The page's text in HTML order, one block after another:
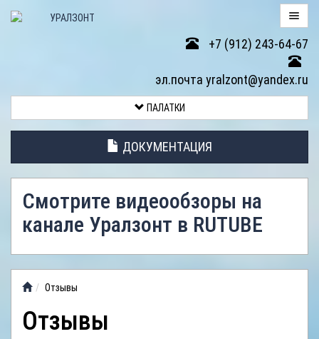
+7 (912) 243-64-67
эл.почта yralzont@yandex.ru
ТОВАРА
ПАЛАТОК
АНТИДОЖДЕВЫЕ
ТЕНТЫ
ВИДЕООБЗОР
ОТЗЫВЫ
ПАЛАТКИ
ДОКУМЕНТАЦИЯ
Смотрите видеообзоры на
канале Уралзонт в RUTUBE
Отзывы
Отзывы